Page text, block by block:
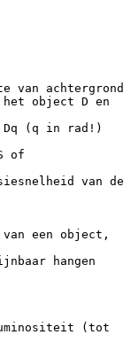
van achtergrond
object D en
Dq (q in rad!)
of
van de
een object,
hangen
(tot